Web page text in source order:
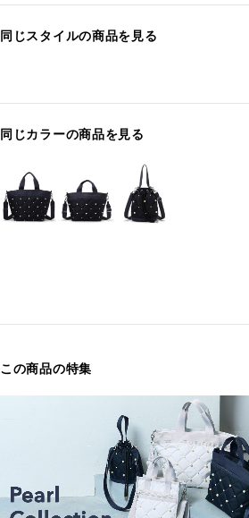
同じスタイルの商品を見る
同じカラーの商品を見る
この商品の特集